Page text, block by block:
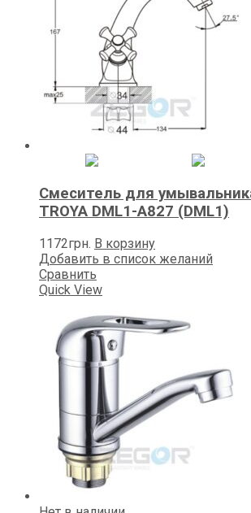
Смеситель для
TROYA DML1-A827 (DML1)
1172грн. В корзину
Добавить в список желаний
Сравнить
Quick View